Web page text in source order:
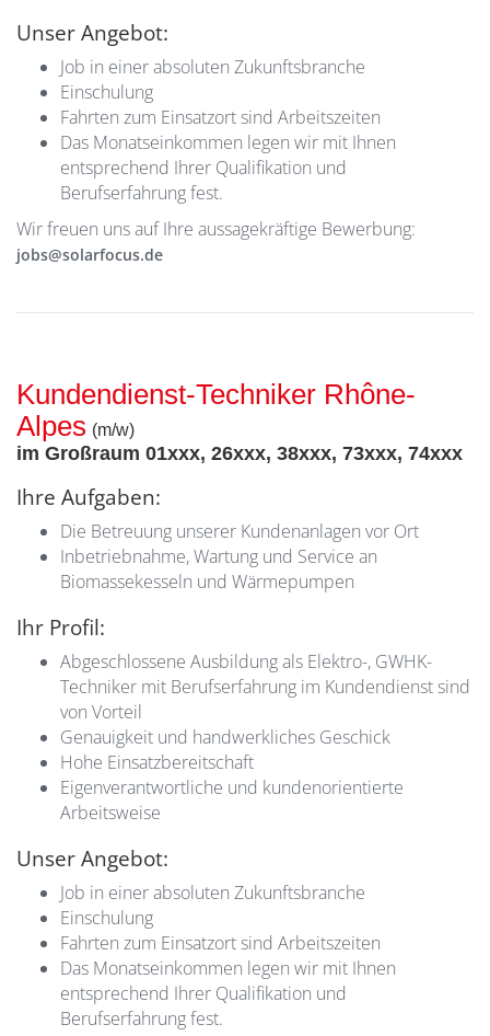
Unser Angebot:
Job in einer absoluten Zukunftsbranche
Einschulung
Fahrten zum Einsatzort sind Arbeitszeiten
Das Monatseinkommen legen wir mit Ihnen
entsprechend Ihrer Qualifikation und
Berufserfahrung fest.
Wir freuen uns auf Ihre aussagekräftige Bewerbung:
jobs@solarfocus.de
Kundendienst-Techniker Rhône-
Alpes (m/w)
im Großraum 01xxx, 26xxx, 38xxx, 73xxx, 74xxx
Ihre Aufgaben:
Die Betreuung unserer Kundenanlagen vor Ort
Inbetriebnahme, Wartung und Service an
Biomassekesseln und Wärmepumpen
Ihr Profil:
Abgeschlossene Ausbildung als Elektro-, GWHK-
Techniker mit Berufserfahrung im Kundendienst sind
von Vorteil
Genauigkeit und handwerkliches Geschick
Hohe Einsatzbereitschaft
Eigenverantwortliche und kundenorientierte
Arbeitsweise
Unser Angebot:
Job in einer absoluten Zukunftsbranche
Einschulung
Fahrten zum Einsatzort sind Arbeitszeiten
Das Monatseinkommen legen wir mit Ihnen
entsprechend Ihrer Qualifikation und
Berufserfahrung fest.